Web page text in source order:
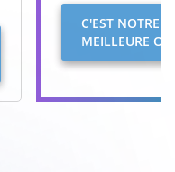
C'EST NOTRE
MEILLEURE